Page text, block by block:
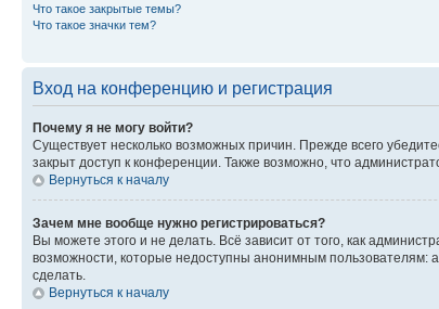
Что такое закрытые темы?
Что такое значки тем?
Вход на конференцию и регистрация
Почему я не могу войти?
Существует несколько возможных причин. Прежде всего
закрыт доступ к конференции. Также возможно, что
Вернуться к началу
Зачем мне вообще нужно регистрироваться?
Вы можете этого и не делать. Всё зависит от того, как
возможности, которые недоступны анонимным пользователям:
сделать.
Вернуться к началу